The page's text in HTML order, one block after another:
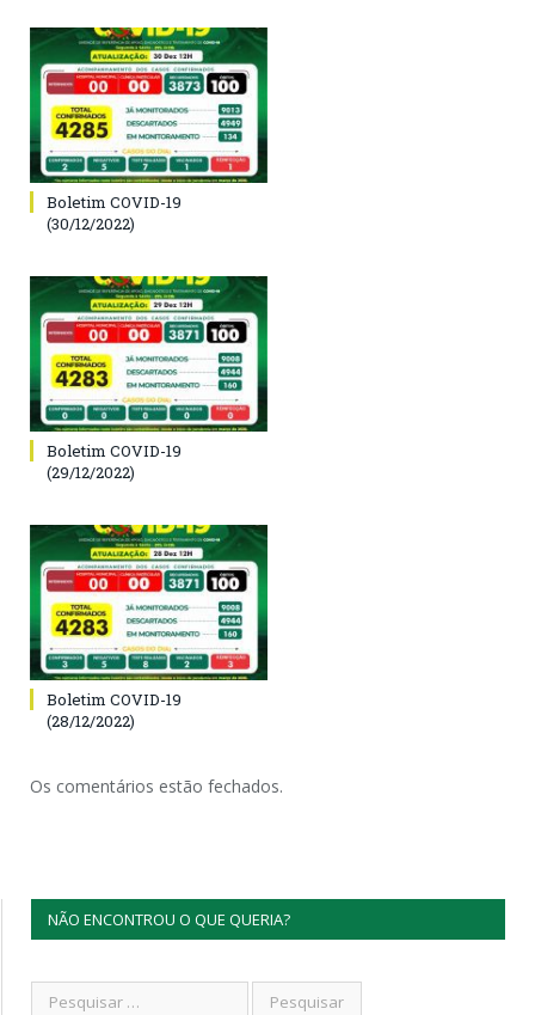
Boletim COVID-19
(30/12/2022)
Boletim COVID-19
(29/12/2022)
Boletim COVID-19
(28/12/2022)
Os comentários estão fechados.
NÃO ENCONTROU O QUE QUERIA?